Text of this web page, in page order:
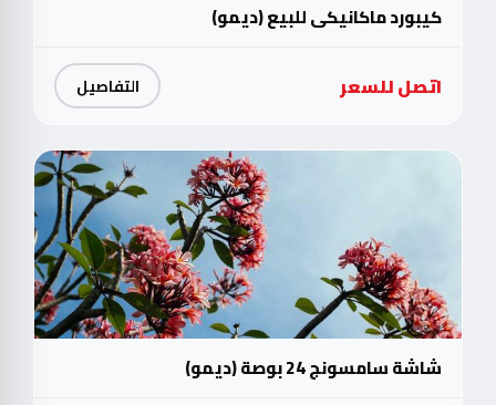
كيبورد ماكانيكي للبيع (ديمو)
اتصل للسعر التفاصيل
شاشة سامسونج 24 بوصة (ديمو)